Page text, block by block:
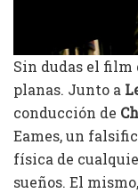
Sin dudas el film
planas. Junto a
conducción de
Eames, un
física de
sueños. El